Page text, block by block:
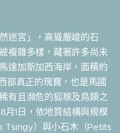
迷宮」，高聳嚴峻的石
複雜多樣，藏著許多尚未
達加斯加西海岸，面積約
部真正的瑰寶，也是馬國
有且瀕危的狐猴及鳥類之
月1日，依地質結構與規模
Tsingy）與小石木（Petits